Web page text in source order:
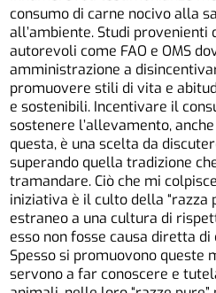
consumo di carne nocivo alla
all’ambiente. Studi provenienti
autorevoli come FAO e OMS
amministrazione a
promuovere stili di vita e
e sostenibili. Incentivare il
sostenere l’allevamento,
questa, è una scelta da
superando quella tradizione
tramandare. Ciò che mi
iniziativa è il culto della “razza
estraneo a una cultura di
esso non fosse causa diretta
Spesso si promuovono queste
servono a far conoscere e